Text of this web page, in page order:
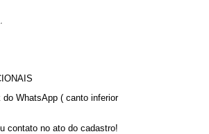
WhatsApp ( canto inferior
contato no ato do cadastro!